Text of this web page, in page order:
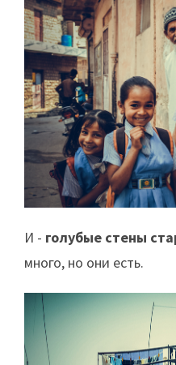
И - голубые стены
много, но они есть.